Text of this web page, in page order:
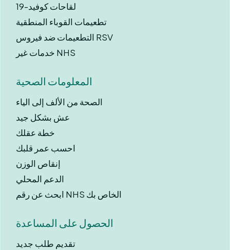
لقاحات كوفيد-19
تطعيمات القوباء المنطقية
التطعيمات ضد فيروس RSV
خدمات غير NHS
المعلومات الصحية
الصحة من الألف إلى الياء
عش بشكل جيد
خطة عقلك
احسب عمر قلبك
إنقاص الوزن
الدعم المحلي
ابحث عن رقم NHS الخاص بك
الحصول على المساعدة
تقديم طلب جديد